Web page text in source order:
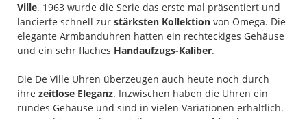
Ville. 1963 wurde die Serie das erste mal präsentiert und
lancierte schnell zur stärksten Kollektion von Omega. Die
elegante Armbanduhren hatten ein rechteckiges Gehäuse
und ein sehr flaches Handaufzugs-Kaliber.
Die De Ville Uhren überzeugen auch heute noch durch
ihre zeitlose Eleganz. Inzwischen haben die Uhren ein
rundes Gehäuse und sind in vielen Variationen erhältlich.